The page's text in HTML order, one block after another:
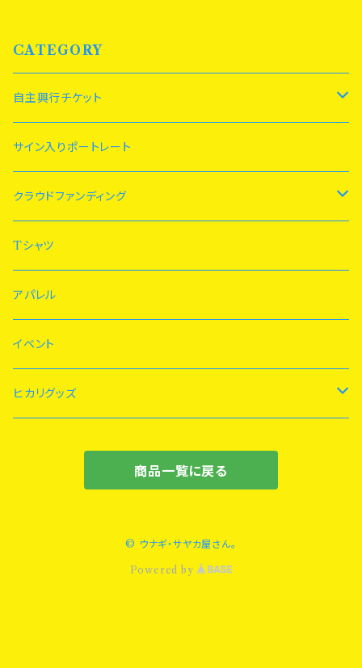
CATEGORY
自主興行チケット
10/21
11/19
12/25
1/9
2/1
6/21
サイン入りポートレート
クラウドファンディング
10/21
Tシャツ
アパレル
イベント
ヒカリグッズ
商品一覧に戻る
© ウナギ・サヤカ屋さん。
Powered by